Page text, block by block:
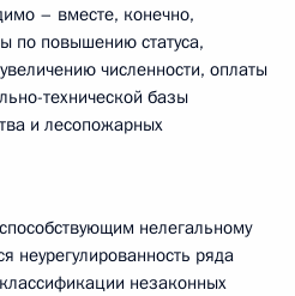
– вместе, конечно,
по повышению статуса,
численности, оплаты
технической базы
и лесопожарных
нелегальному
неурегулированность ряда
незаконных